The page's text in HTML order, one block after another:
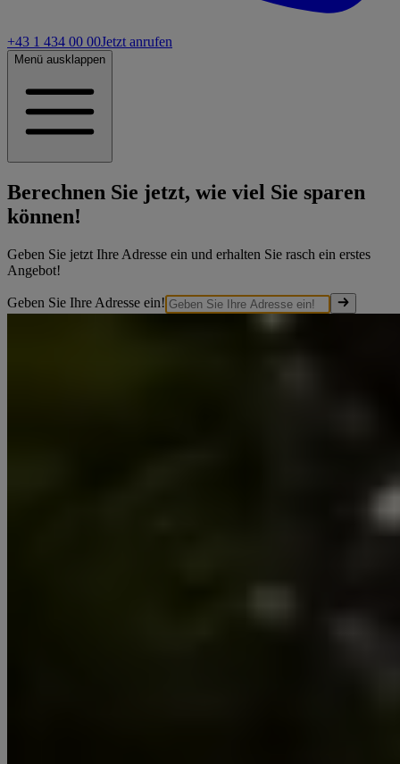
+43 1 434 00 00Jetzt anrufen
Menü ausklappen
Berechnen Sie jetzt, wie viel Sie sparen
können!
Geben Sie jetzt Ihre Adresse ein und erhalten Sie rasch ein erstes
Angebot!
Geben Sie Ihre Adresse ein!